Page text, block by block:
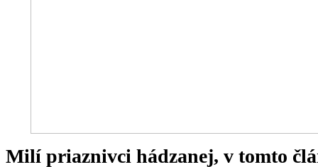
Milí priaznivci hádzanej, v tomto